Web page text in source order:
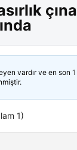
vardır ve en son
1)